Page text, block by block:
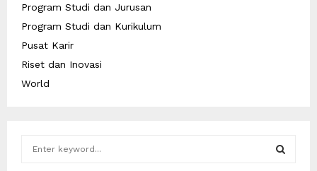
Program Studi dan Jurusan
Program Studi dan Kurikulum
Pusat Karir
Riset dan Inovasi
World